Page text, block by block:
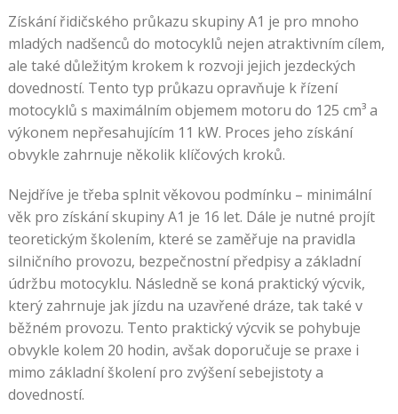
Získání řidičského průkazu skupiny A1 je pro mnoho
mladých nadšenců do motocyklů nejen atraktivním cílem,
ale také důležitým krokem k rozvoji jejich jezdeckých
dovedností. Tento typ průkazu opravňuje k řízení
motocyklů s maximálním objemem motoru do 125 cm³ a
výkonem nepřesahujícím 11 kW. Proces jeho získání
obvykle zahrnuje několik klíčových kroků.
Nejdříve je třeba splnit věkovou podmínku – minimální
věk pro získání skupiny A1 je 16 let. Dále je nutné projít
teoretickým školením, které se zaměřuje na pravidla
silničního provozu, bezpečnostní předpisy a základní
údržbu motocyklu. Následně se koná praktický výcvik,
který zahrnuje jak jízdu na uzavřené dráze, tak také v
běžném provozu. Tento praktický výcvik se pohybuje
obvykle kolem 20 hodin, avšak doporučuje se praxe i
mimo základní školení pro zvýšení sebejistoty a
dovedností.